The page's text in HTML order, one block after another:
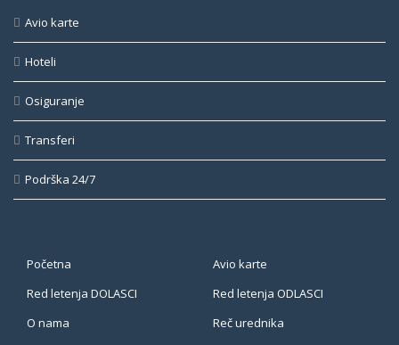
Avio karte
Hoteli
Osiguranje
Transferi
Podrška 24/7
Početna
Avio karte
Red letenja DOLASCI
Red letenja ODLASCI
O nama
Reč urednika